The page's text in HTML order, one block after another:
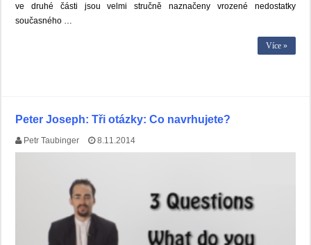
ve druhé části jsou velmi stručně naznačeny vrozené nedostatky
současného …
Více »
Peter Joseph: Tři otázky: Co navrhujete?
Petr Taubinger 8.11.2014